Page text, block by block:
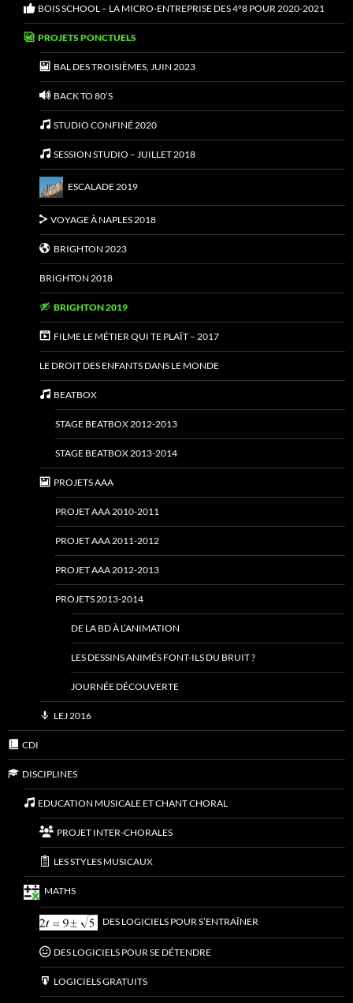
BOIS SCHOOL – LA MICRO-ENTREPRISE DES 4°8 POUR 2020-2021
PROJETS PONCTUELS
BAL DES TROISIÈMES, JUIN 2023
BACK TO 80’S
STUDIO CONFINÉ 2020
SESSION STUDIO – JUILLET 2018
ESCALADE 2019
VOYAGE À NAPLES 2018
BRIGHTON 2023
BRIGHTON 2018
BRIGHTON 2019
FILME LE MÉTIER QUI TE PLAÎT – 2017
LE DROIT DES ENFANTS DANS LE MONDE
BEATBOX
STAGE BEATBOX 2012-2013
STAGE BEATBOX 2013-2014
PROJETS AAA
PROJET AAA 2010-2011
PROJET AAA 2011-2012
PROJET AAA 2012-2013
PROJETS 2013-2014
DE LA BD À L’ANIMATION
LES DESSINS ANIMÉS FONT-ILS DU BRUIT ?
JOURNÉE DÉCOUVERTE
LEJ 2016
CDI
DISCIPLINES
EDUCATION MUSICALE ET CHANT CHORAL
PROJET INTER-CHORALES
LES STYLES MUSICAUX
MATHS
DES LOGICIELS POUR S’ENTRAÎNER
DES LOGICIELS POUR SE DÉTENDRE
LOGICIELS GRATUITS